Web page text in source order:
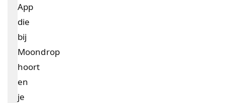
App
die
bij
Moondrop
hoort
en
je